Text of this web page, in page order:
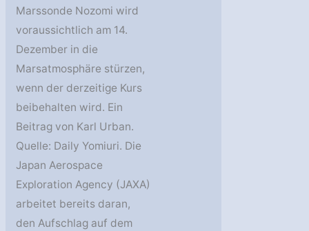
Marssonde Nozomi wird
voraussichtlich am 14.
Dezember in die
Marsatmosphäre stürzen,
wenn der derzeitige Kurs
beibehalten wird. Ein
Beitrag von Karl Urban.
Quelle: Daily Yomiuri. Die
Japan Aerospace
Exploration Agency (JAXA)
arbeitet bereits daran,
den Aufschlag auf dem